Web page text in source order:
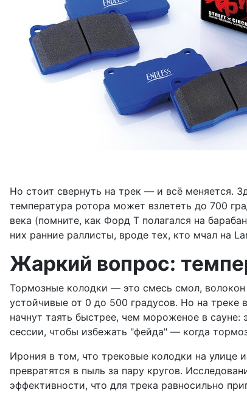
Но стоит свернуть на трек — и всё меняется.
температура ротора может взлететь до 700
века (помните, как Форд Т полагался на
них ранние раллисты, вроде тех, кто мчал на
Жаркий вопрос:
Тормозные колодки — это смесь смол,
устойчивые от 0 до 500 градусов. Но на
начнут таять быстрее, чем мороженое в
сессии, чтобы избежать "фейда" — когда
Ирония в том, что трековые колодки на улице
превратятся в пыль за пару кругов.
эффективности, что для трека равносильно